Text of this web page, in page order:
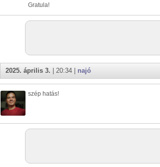
Gratula!
2025. április 3. | 20:34 | najó
szép hatás!